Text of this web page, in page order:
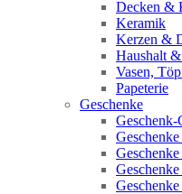
Decken &
Keramik
Kerzen &
Haushalt
Vasen,
Papeterie
Geschenke
Geschenk-